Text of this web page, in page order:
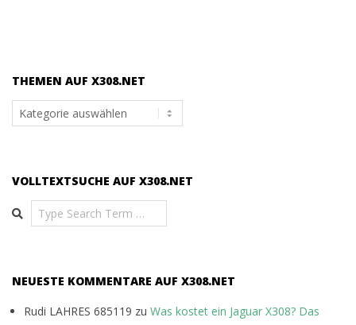
THEMEN AUF X308.NET
Themen
auf
VOLLTEXTSUCHE AUF X308.NET
Search
NEUESTE KOMMENTARE AUF X308.NET
Rudi LAHRES 685119 zu Was kostet ein Jaguar X308? Das